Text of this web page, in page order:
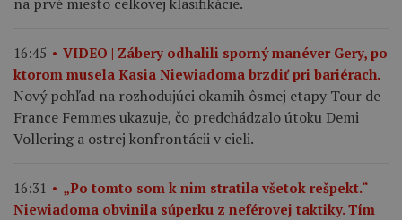
na prvé miesto celkovej klasifikácie.
16:45
VIDEO | Zábery odhalili sporný manéver Gery, po
ktorom musela Kasia Niewiadoma brzdiť pri bariérach.
Nový pohľad na rozhodujúci okamih ôsmej etapy Tour de
France Femmes ukazuje, čo predchádzalo útoku Demi
Vollering a ostrej konfrontácii v cieli.
16:31
„Po tomto som k nim stratila všetok rešpekt.“
Niewiadoma obvinila súperku z neférovej taktiky. Tím